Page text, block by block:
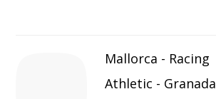
Севилья — Валенсия
примерно 16 сентября
Mallorca - Racing
Athletic - Granada